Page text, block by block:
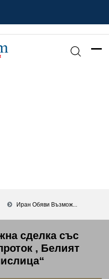
Иран Обяви Възмож...
сделка със
, Белият